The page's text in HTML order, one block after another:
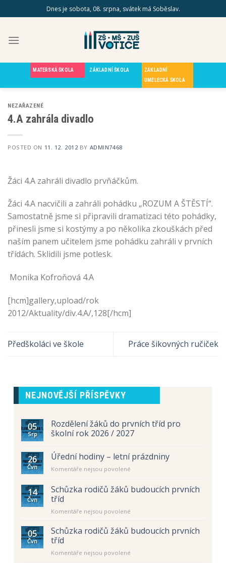
to
Dnes je sobota, 08. srpna, svátek má Soběslav.
MATEŘSKÁ ŠKOLA ZÁKLADNÍ ŠKOLA
ZÁKLADNÍ
UMĚLECKÁ ŠKOLA
NEZAŘAZENÉ
4.A zahrála divadlo
POSTED ON 11. 12. 2012 BY ADMIN7468
Žáci 4.A zahráli divadlo prvňáčkům.
Žáci 4.A nacvičili a zahráli pohádku „ROZUM A ŠTĚSTÍ“.
Samostatně jsme si připravili dramatizaci této pohádky,
přinesli jsme si kostýmy a po několika zkouškách před
naším panem učitelem jsme pohádku zahráli v prvních
třídách. Sklidili jsme potlesk.
Monika Kofroňová 4.A
[hcm]gallery,upload/rok
2012/Aktuality/div.4.A/,128[/hcm]
Předškoláci ve škole Práce šikovných ručiček
NEJNOVĚJŠÍ PŘÍSPĚVKY
05
Srp
Rozdělení žáků do prvních tříd pro
školní rok 2026 / 2027
26
Čvn
Úřední hodiny – letní prázdniny
Komentáře nejsou povolené
s
názvem
letní
14
Čvn
Schůzka rodičů žáků budoucích prvních
tříd
Komentáře nejsou povolené
s
05
Čvn
Schůzka rodičů žáků budoucích prvních
tříd
Komentáře nejsou povolené